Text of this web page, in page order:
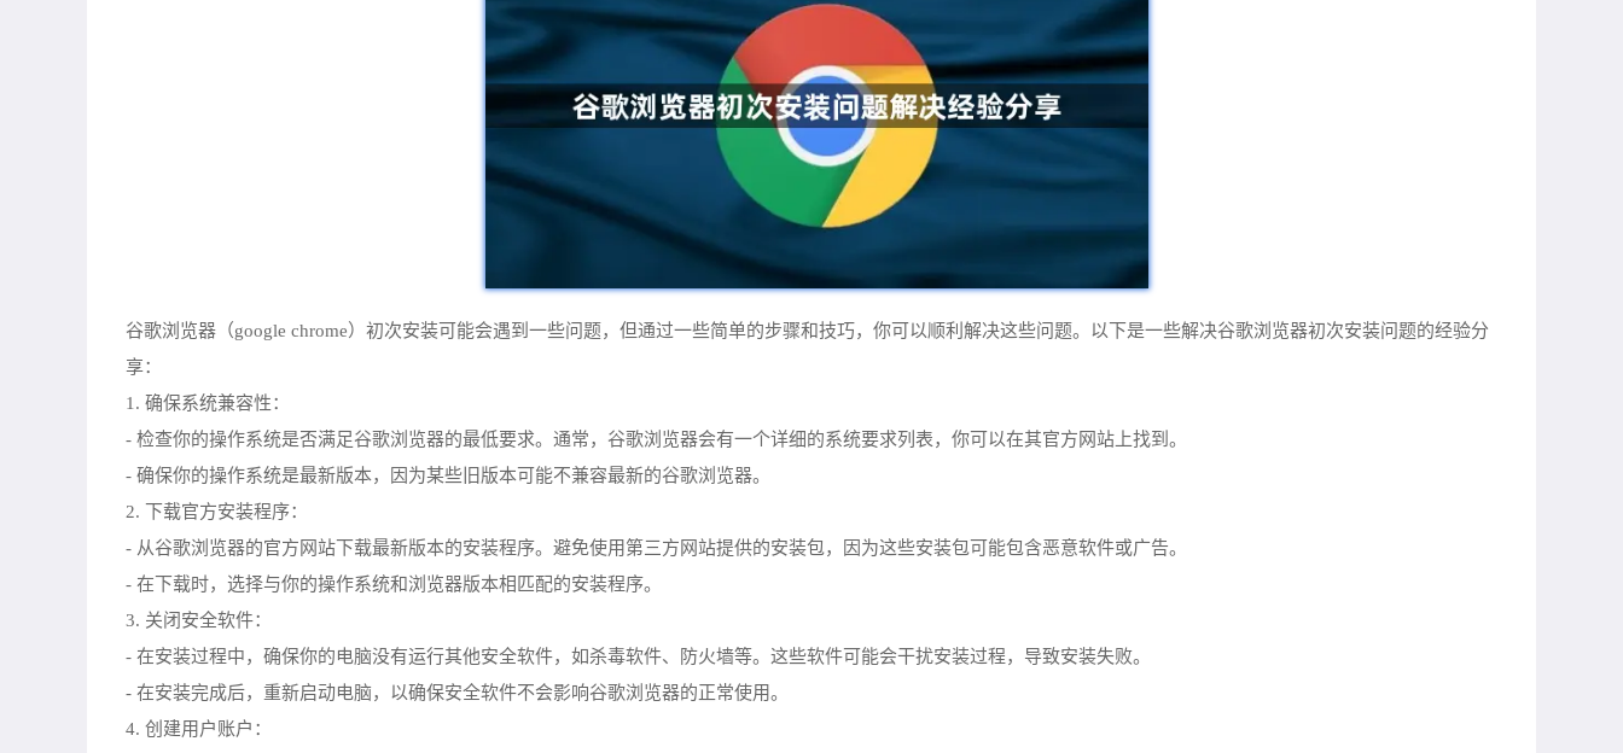
谷歌浏览器（google chrome）初次安装可能会遇到一些问题，但通过一些简单的步骤和技巧，你可以顺利解决这些问题。以下是一些解决谷歌浏览器初次安装问题的经验分
享：
1. 确保系统兼容性：
- 检查你的操作系统是否满足谷歌浏览器的最低要求。通常，谷歌浏览器会有一个详细的系统要求列表，你可以在其官方网站上找到。
- 确保你的操作系统是最新版本，因为某些旧版本可能不兼容最新的谷歌浏览器。
2. 下载官方安装程序：
- 从谷歌浏览器的官方网站下载最新版本的安装程序。避免使用第三方网站提供的安装包，因为这些安装包可能包含恶意软件或广告。
- 在下载时，选择与你的操作系统和浏览器版本相匹配的安装程序。
3. 关闭安全软件：
- 在安装过程中，确保你的电脑没有运行其他安全软件，如杀毒软件、防火墙等。这些软件可能会干扰安装过程，导致安装失败。
- 在安装完成后，重新启动电脑，以确保安全软件不会影响谷歌浏览器的正常使用。
4. 创建用户账户：